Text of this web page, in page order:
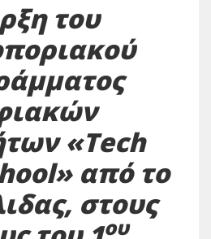
του
«Tech
από το
στους
ου